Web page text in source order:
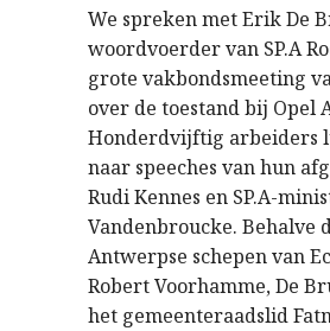
We spreken met Erik De
woordvoerder van SP.A
grote vakbondsmeeting
over de toestand bij Opel
Honderdvijftig arbeiders
naar speeches van hun
Rudi Kennes en SP.A-
Vandenbroucke. Behalve
Antwerpse schepen van
Robert Voorhamme, De
het gemeenteraadslid